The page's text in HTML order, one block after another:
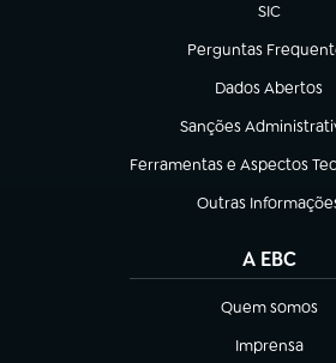
SIC
(abre em
Perguntas
(abre em nova aba)
Dados Abertos
(abre em nova
Sanções
(abre em nova aba)
Ferramentas e Aspectos
(abre em nova aba)
Outras
(abre em nova aba)
A EBC
Quem somos
(abre em nova
Imprensa
(abre em nova